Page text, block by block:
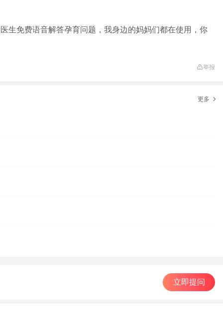
生免费语音解答孕育问题，我身边的妈妈们都在使用，你
举报
更多
立即提问